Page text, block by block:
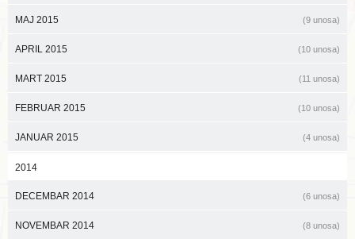
MAJ 2015 (9 unosa)
APRIL 2015 (10 unosa)
MART 2015 (11 unosa)
FEBRUAR 2015 (10 unosa)
JANUAR 2015 (4 unosa)
2014
DECEMBAR 2014 (6 unosa)
NOVEMBAR 2014 (8 unosa)